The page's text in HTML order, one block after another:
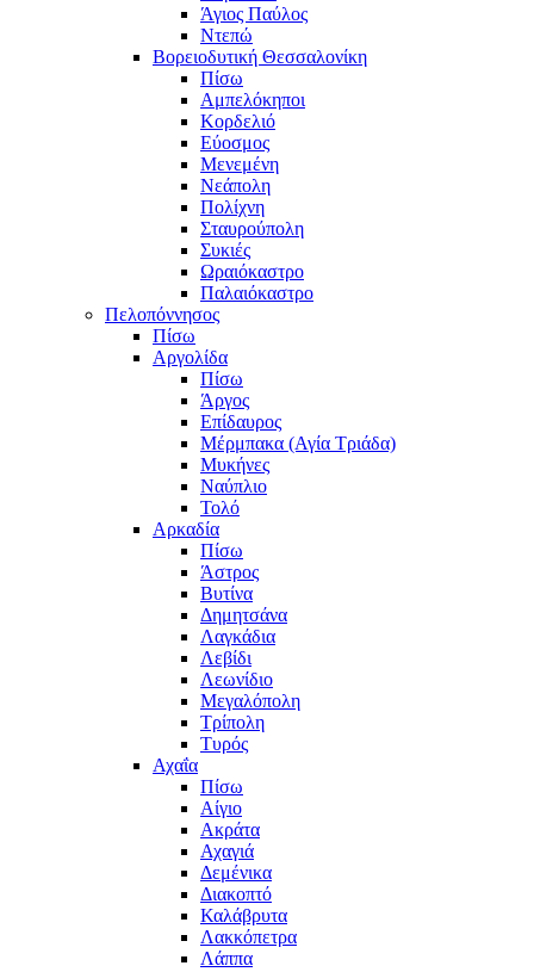
Άγιος Παύλος
Ντεπώ
Βορειοδυτική Θεσσαλονίκη
Πίσω
Αμπελόκηποι
Κορδελιό
Εύοσμος
Μενεμένη
Νεάπολη
Πολίχνη
Σταυρούπολη
Συκιές
Ωραιόκαστρο
Παλαιόκαστρο
Πελοπόννησος
Πίσω
Αργολίδα
Πίσω
Άργος
Επίδαυρος
Μέρμπακα (Αγία Τριάδα)
Μυκήνες
Ναύπλιο
Τολό
Αρκαδία
Πίσω
Άστρος
Βυτίνα
Δημητσάνα
Λαγκάδια
Λεβίδι
Λεωνίδιο
Μεγαλόπολη
Τρίπολη
Τυρός
Αχαΐα
Πίσω
Αίγιο
Ακράτα
Αχαγιά
Δεμένικα
Διακοπτό
Καλάβρυτα
Λακκόπετρα
Λάππα